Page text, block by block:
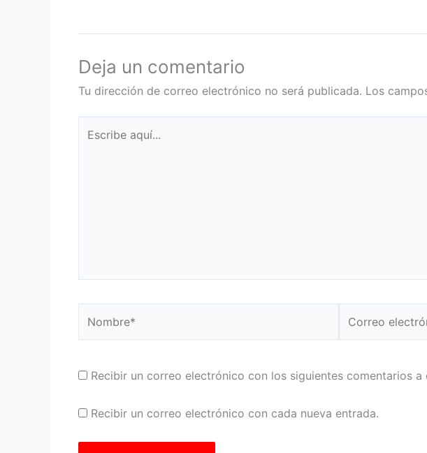
Deja un comentario
Tu dirección de correo electrónico no será publicada. Los
aquí...
electrónico*
Recibir un correo electrónico con los siguientes comentarios a
Recibir un correo electrónico con cada nueva entrada.